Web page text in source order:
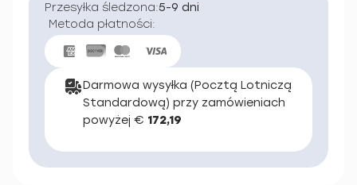
Przesyłka śledzona:5-9 dni
Metoda płatności:
Darmowa wysyłka (Pocztą Lotniczą
Standardową) przy zamówieniach
powyżej € 172,19